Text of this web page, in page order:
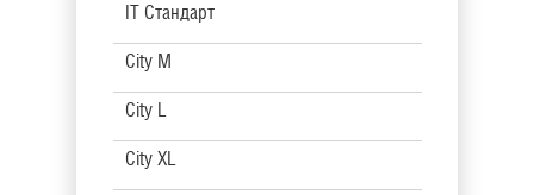
IT Стандарт
City M
City L
City XL